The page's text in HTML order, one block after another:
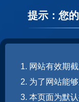
提示：您
1. 网站有效期
2. 为了网站能
3. 本页面为默